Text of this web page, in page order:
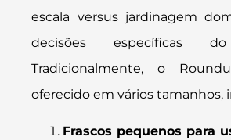
escala versus jardinagem
decisões específicas
Tradicionalmente, o
oferecido em vários tamanhos,
Frascos pequenos para